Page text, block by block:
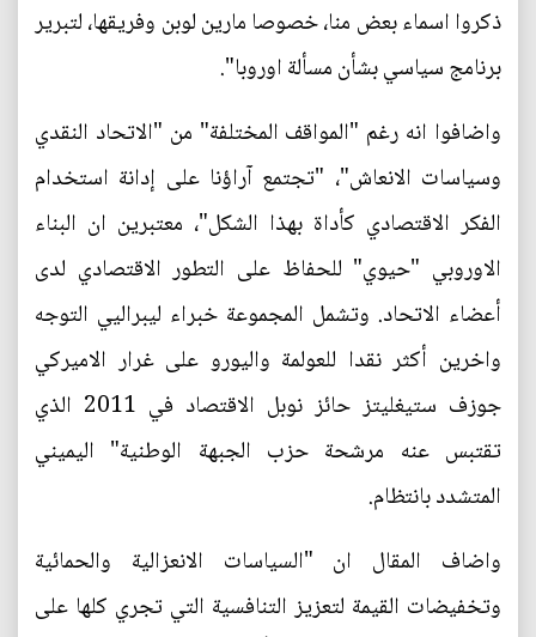
ذكروا اسماء بعض منا، خصوصا مارين لوبن وفريقها، لتبرير
برنامج سياسي بشأن مسألة اوروبا".
واضافوا انه رغم "المواقف المختلفة" من "الاتحاد النقدي
وسياسات الانعاش"، "تجتمع آراؤنا على إدانة استخدام
الفكر الاقتصادي كأداة بهذا الشكل"، معتبرين ان البناء
الاوروبي "حيوي" للحفاظ على التطور الاقتصادي لدى
أعضاء الاتحاد. وتشمل المجموعة خبراء ليبراليي التوجه
واخرين أكثر نقدا للعولمة واليورو على غرار الاميركي
جوزف ستيغليتز حائز نوبل الاقتصاد في 2011 الذي
تقتبس عنه مرشحة حزب الجبهة الوطنية" اليميني
المتشدد بانتظام.
واضاف المقال ان "السياسات الانعزالية والحمائية
وتخفيضات القيمة لتعزيز التنافسية التي تجري كلها على